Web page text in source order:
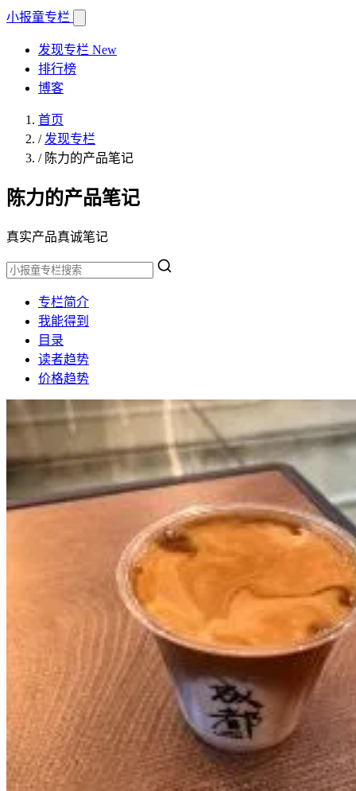
小报童专栏
发现专栏 New
排行榜
博客
首页
/ 发现专栏
/ 陈力的产品笔记
陈力的产品笔记
真实产品真诚笔记
专栏简介
我能得到
目录
读者趋势
价格趋势